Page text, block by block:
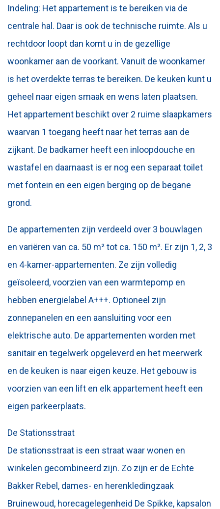
Indeling: Het appartement is te bereiken via de
centrale hal. Daar is ook de technische ruimte. Als u
rechtdoor loopt dan komt u in de gezellige
woonkamer aan de voorkant. Vanuit de woonkamer
is het overdekte terras te bereiken. De keuken kunt u
geheel naar eigen smaak en wens laten plaatsen.
Het appartement beschikt over 2 ruime slaapkamers
waarvan 1 toegang heeft naar het terras aan de
zijkant. De badkamer heeft een inloopdouche en
wastafel en daarnaast is er nog een separaat toilet
met fontein en een eigen berging op de begane
grond.
De appartementen zijn verdeeld over 3 bouwlagen
en variëren van ca. 50 m² tot ca. 150 m². Er zijn 1, 2, 3
en 4-kamer-appartementen. Ze zijn volledig
geïsoleerd, voorzien van een warmtepomp en
hebben energielabel A+++. Optioneel zijn
zonnepanelen en een aansluiting voor een
elektrische auto. De appartementen worden met
sanitair en tegelwerk opgeleverd en het meerwerk
en de keuken is naar eigen keuze. Het gebouw is
voorzien van een lift en elk appartement heeft een
eigen parkeerplaats.
De Stationsstraat
De stationsstraat is een straat waar wonen en
winkelen gecombineerd zijn. Zo zijn er de Echte
Bakker Rebel, dames- en herenkledingzaak
Bruinewoud, horecagelegenheid De Spikke, kapsalon